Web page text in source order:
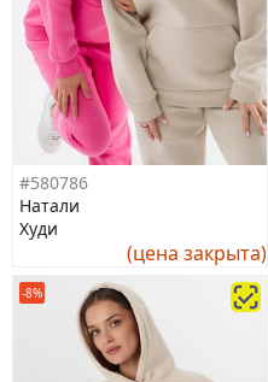
#580786
Натали
Худи
(цена закрыта)
-8%